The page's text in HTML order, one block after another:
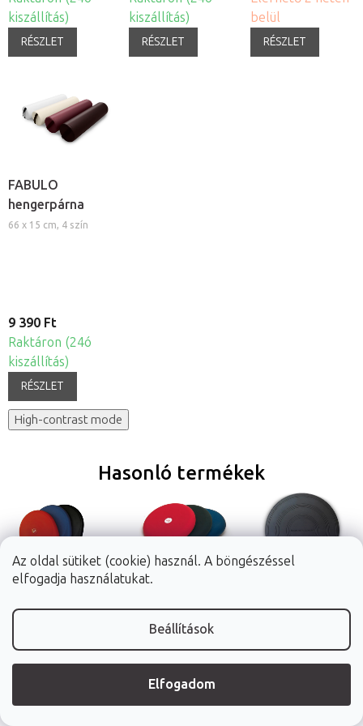
Az oldal sütiket (cookie) használ. A böngészéssel
elfogadja használatukat.
Beállítások
Elfogadom
kiszállítás)
RÉSZLET
kiszállítás)
RÉSZLET
belül
RÉSZLET
FABULO
hengerpárna
66 x 15 cm, 4 szín
9 390 Ft
Raktáron (24ó
kiszállítás)
RÉSZLET
High-contrast mode
Hasonló termékek
dinamikus
ülőpárna
3 szín + ajándék
pumpa
tartásjavító
ülőpárna
párna